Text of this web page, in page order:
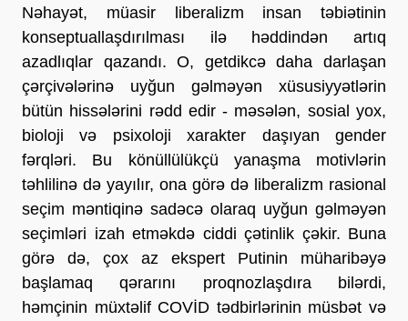
Nəhayət, müasir liberalizm insan təbiətinin
konseptuallaşdırılması ilə həddindən artıq
azadlıqlar qazandı. O, getdikcə daha darlaşan
çərçivələrinə uyğun gəlməyən xüsusiyyətlərin
bütün hissələrini rədd edir - məsələn, sosial yox,
bioloji və psixoloji xarakter daşıyan gender
fərqləri. Bu könüllülükçü yanaşma motivlərin
təhlilinə də yayılır, ona görə də liberalizm rasional
seçim məntiqinə sadəcə olaraq uyğun gəlməyən
seçimləri izah etməkdə ciddi çətinlik çəkir. Buna
görə də, çox az ekspert Putinin müharibəyə
başlamaq qərarını proqnozlaşdıra bilərdi,
həmçinin müxtəlif COVİD tədbirlərinin müsbət və